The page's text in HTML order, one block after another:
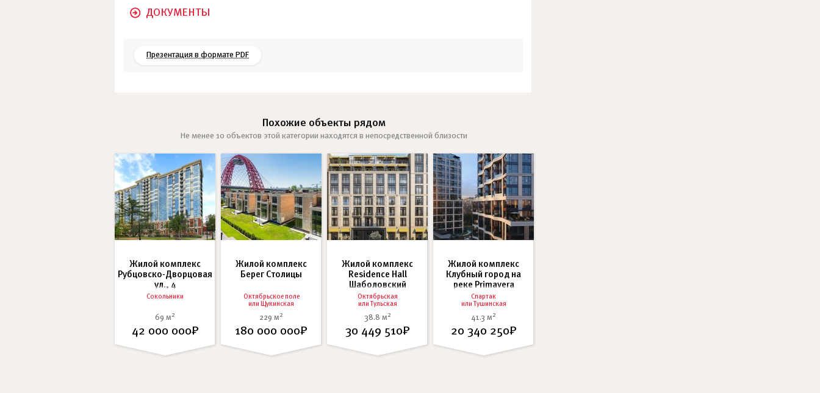
ДОКУМЕНТЫ
Презентация в формате PDF
Похожие объекты рядом
Не менее 10 объектов этой категории находятся в непосредственной близости
Жилой комплекс
Рубцовско-Дворцовая
ул., 4
Сокольники
69 м 2
42 000 000₽
Жилой комплекс
Берег Столицы
Октябрьское поле
или Щукинская
229 м 2
180 000 000₽
Жилой комплекс
Residence Hall
Шаболовский
Октябрьская
или
Тульская
38.8 м 2
30 449 510₽
Жилой комплекс
Клубный город на
реке Primavera
Спартак
или
Тушинская
41.3 м 2
20 340 250₽